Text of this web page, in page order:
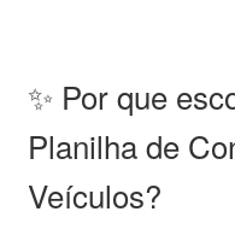
✨ Por que
Planilha de
Veículos?